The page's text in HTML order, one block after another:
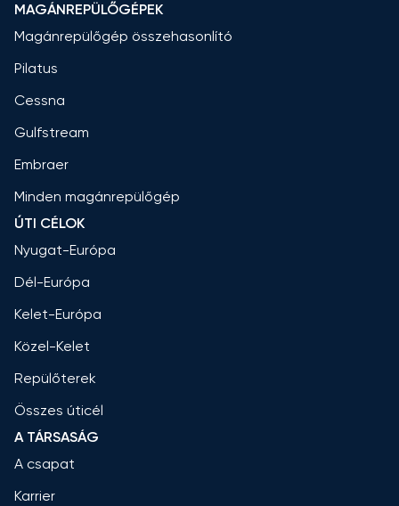
MAGÁNREPÜLŐGÉPEK
Magánrepülőgép összehasonlító
Pilatus
Cessna
Gulfstream
Embraer
Minden magánrepülőgép
ÚTI CÉLOK
Nyugat-Európa
Dél-Európa
Kelet-Európa
Közel-Kelet
Repülőterek
Összes úticél
A TÁRSASÁG
A csapat
Karrier